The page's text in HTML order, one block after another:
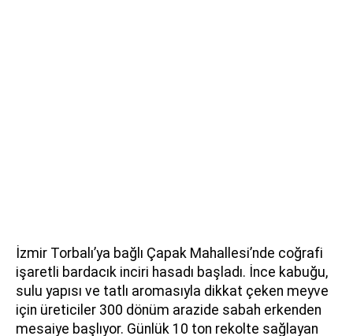
İzmir Torbalı’ya bağlı Çapak Mahallesi’nde coğrafi
işaretli bardacık inciri hasadı başladı. İnce kabuğu,
sulu yapısı ve tatlı aromasıyla dikkat çeken meyve
için üreticiler 300 dönüm arazide sabah erkenden
mesaiye başlıyor. Günlük 10 ton rekolte sağlayan